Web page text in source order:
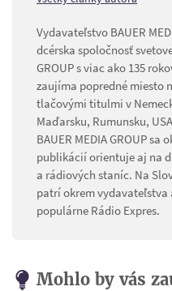
Vydavateľstvo BAUER
dcérska spoločnosť
GROUP s viac ako 135
zaujíma popredné miesto
tlačovými titulmi v
Maďarsku, Rumunsku,
BAUER MEDIA GROUP
publikácií orientuje aj na
a rádiových staníc. Na
patrí okrem vydavateľstva
populárne Rádio Expres.
Mohlo by vás